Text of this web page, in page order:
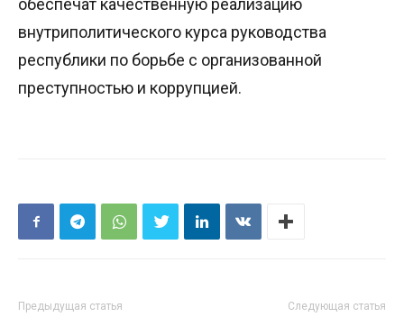
обеспечат качественную реализацию
внутриполитического курса руководства
республики по борьбе с организованной
преступностью и коррупцией.
Предыдущая статья Следующая статья